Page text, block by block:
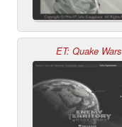
ET: Quake Wars